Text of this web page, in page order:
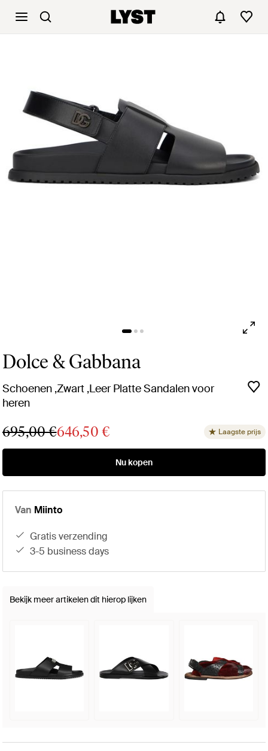
Dolce & Gabbana
Schoenen ,Zwart ,Leer Platte Sandalen voor
heren
695,00 €646,50 € Laagste prijs
Nu kopen
Van Miinto
gratis verzending
3-5 business days
Bekijk meer artikelen dit hierop lijken